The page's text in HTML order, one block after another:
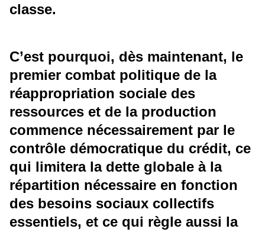
classe.
C’est pourquoi, dès maintenant, le
premier combat politique de la
réappropriation sociale des
ressources et de la production
commence nécessairement par le
contrôle démocratique du crédit, ce
qui limitera la dette globale à la
répartition nécessaire en fonction
des besoins sociaux collectifs
essentiels, et ce qui règle aussi la